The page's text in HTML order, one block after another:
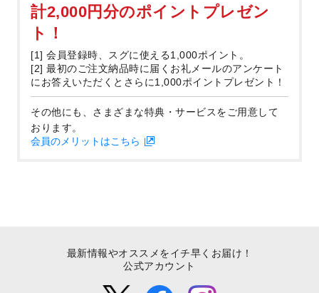
計2,000円分のポイントプレゼン
ト！
[1] 会員登録時、スグに使える1,000ポイント。
[2] 最初のご注文納品時に届くお礼メールのアンケート
にお答えいただくとさらに1,000ポイントプレゼント！
その他にも、さまざまな特典・サービスをご用意して
おります。
会員のメリットはこちら
最新情報やオススメをイチ早くお届け！
公式アカウント